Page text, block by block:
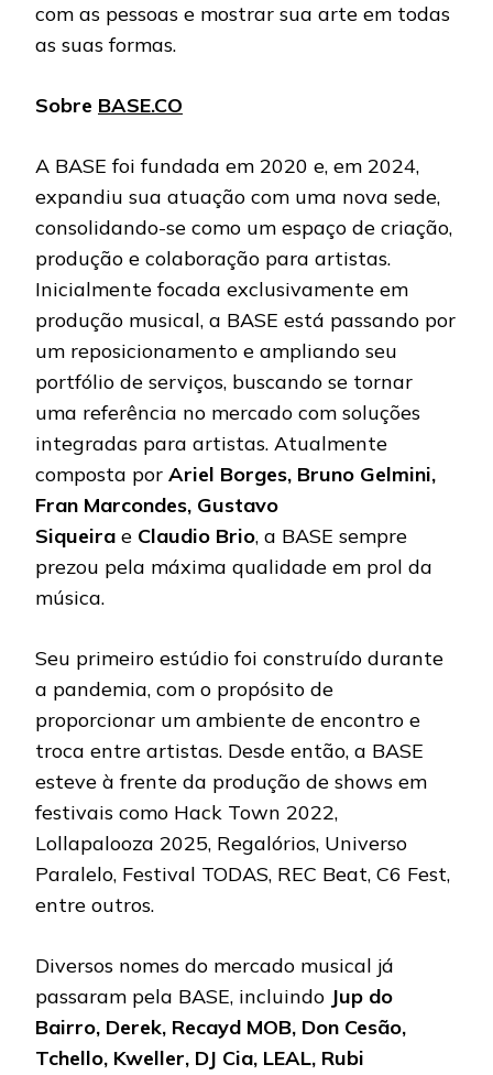
com as pessoas e mostrar sua arte em todas
as suas formas.
Sobre BASE.CO
A BASE foi fundada em 2020 e, em 2024,
expandiu sua atuação com uma nova sede,
consolidando-se como um espaço de criação,
produção e colaboração para artistas.
Inicialmente focada exclusivamente em
produção musical, a BASE está passando por
um reposicionamento e ampliando seu
portfólio de serviços, buscando se tornar
uma referência no mercado com soluções
integradas para artistas. Atualmente
composta por Ariel Borges, Bruno Gelmini,
Fran Marcondes, Gustavo
Siqueira e Claudio Brio, a BASE sempre
prezou pela máxima qualidade em prol da
música.
Seu primeiro estúdio foi construído durante
a pandemia, com o propósito de
proporcionar um ambiente de encontro e
troca entre artistas. Desde então, a BASE
esteve à frente da produção de shows em
festivais como Hack Town 2022,
Lollapalooza 2025, Regalórios, Universo
Paralelo, Festival TODAS, REC Beat, C6 Fest,
entre outros.
Diversos nomes do mercado musical já
passaram pela BASE, incluindo Jup do
Bairro, Derek, Recayd MOB, Don Cesão,
Tchello, Kweller, DJ Cia, LEAL, Rubi